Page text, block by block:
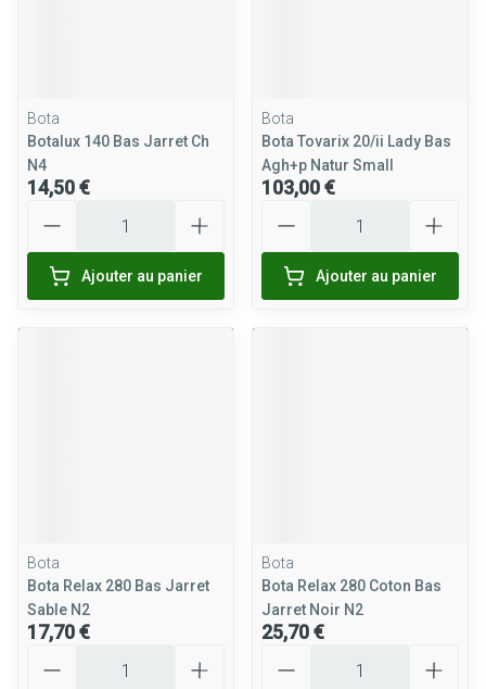
Bota
Botalux 140 Bas Jarret Ch
N4
14,50 €
Ajouter au panier
Bota
Bota Tovarix 20/ii Lady Bas
Agh+p Natur Small
103,00 €
Ajouter au panier
Bota
Bota Relax 280 Bas Jarret
Sable N2
17,70 €
Bota
Bota Relax 280 Coton Bas
Jarret Noir N2
25,70 €